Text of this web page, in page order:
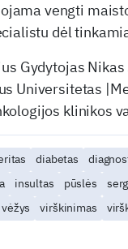
vengti
dėl
Gydytojas
Universitetas
klinikos
diabetas
insultas pūslės
vėžys virškinimas